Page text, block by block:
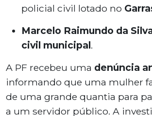
policial civil lotado no
Marcelo Raimundo da
civil municipal.
A PF recebeu uma denúncia
informando que uma mulher
de uma grande quantia para
a um servidor público. A